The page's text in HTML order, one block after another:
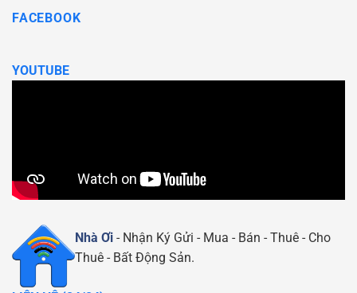
FACEBOOK
YOUTUBE
Nhà Ơi - Nhận Ký Gửi - Mua - Bán - Thuê - Cho
Thuê - Bất Động Sản.